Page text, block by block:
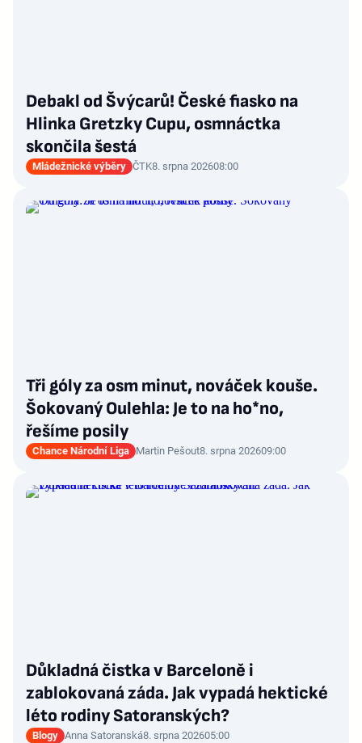
Debakl od Švýcarů! České fiasko na
Hlinka Gretzky Cupu, osmnáctka
skončila šestá
Mládežnické výběry ČTK8. srpna 202608:00
Tři góly za osm minut, nováček kouše.
Šokovaný Oulehla: Je to na ho*no,
řešíme posily
Chance Národní Liga Martin Pešout8. srpna 202609:00
Důkladná čistka v Barceloně i
zablokovaná záda. Jak vypadá hektické
léto rodiny Satoranských?
Blogy Anna Satoranská8. srpna 202605:00